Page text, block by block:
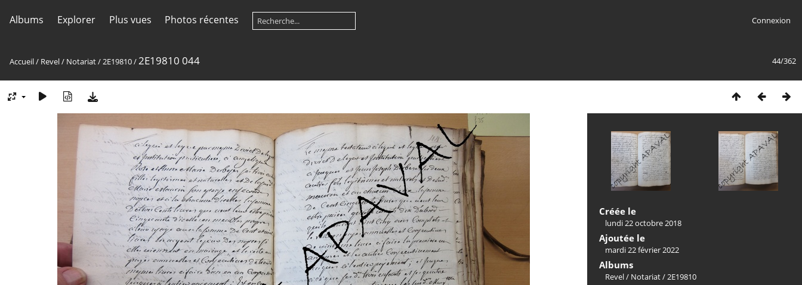
Albums Explorer Plus vues Photos récentes Connexion
44/362
Accueil/ Revel/ Notariat/2E19810/2E19810 044
Créée le
lundi 22 octobre 2018
Ajoutée le
mardi 22 février 2022
Albums
Revel/ Notariat/2E19810